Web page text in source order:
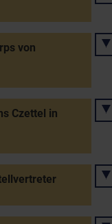
von
Czettel in